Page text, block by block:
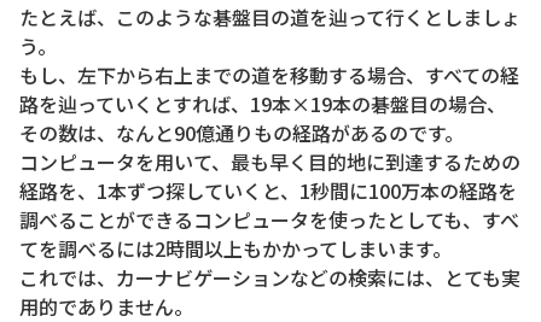
たとえば、このような碁盤目の道を辿って行くとしましょ
う。
もし、左下から右上までの道を移動する場合、すべての経
路を辿っていくとすれば、19本×19本の碁盤目の場合、
その数は、なんと90億通りもの経路があるのです。
コンピュータを用いて、最も早く目的地に到達するための
経路を、1本ずつ探していくと、1秒間に100万本の経路を
調べることができるコンピュータを使ったとしても、すべ
てを調べるには2時間以上もかかってしまいます。
これでは、カーナビゲーションなどの検索には、とても実
用的でありません。